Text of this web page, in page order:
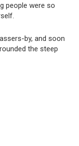
people were so
by, and soon
the steep